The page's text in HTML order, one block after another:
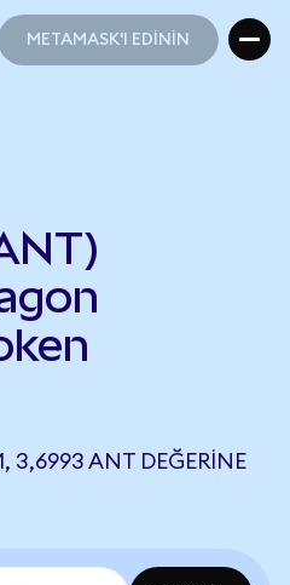
METAMASK'I EDİNİN
3,6993 ANT DEĞERINE